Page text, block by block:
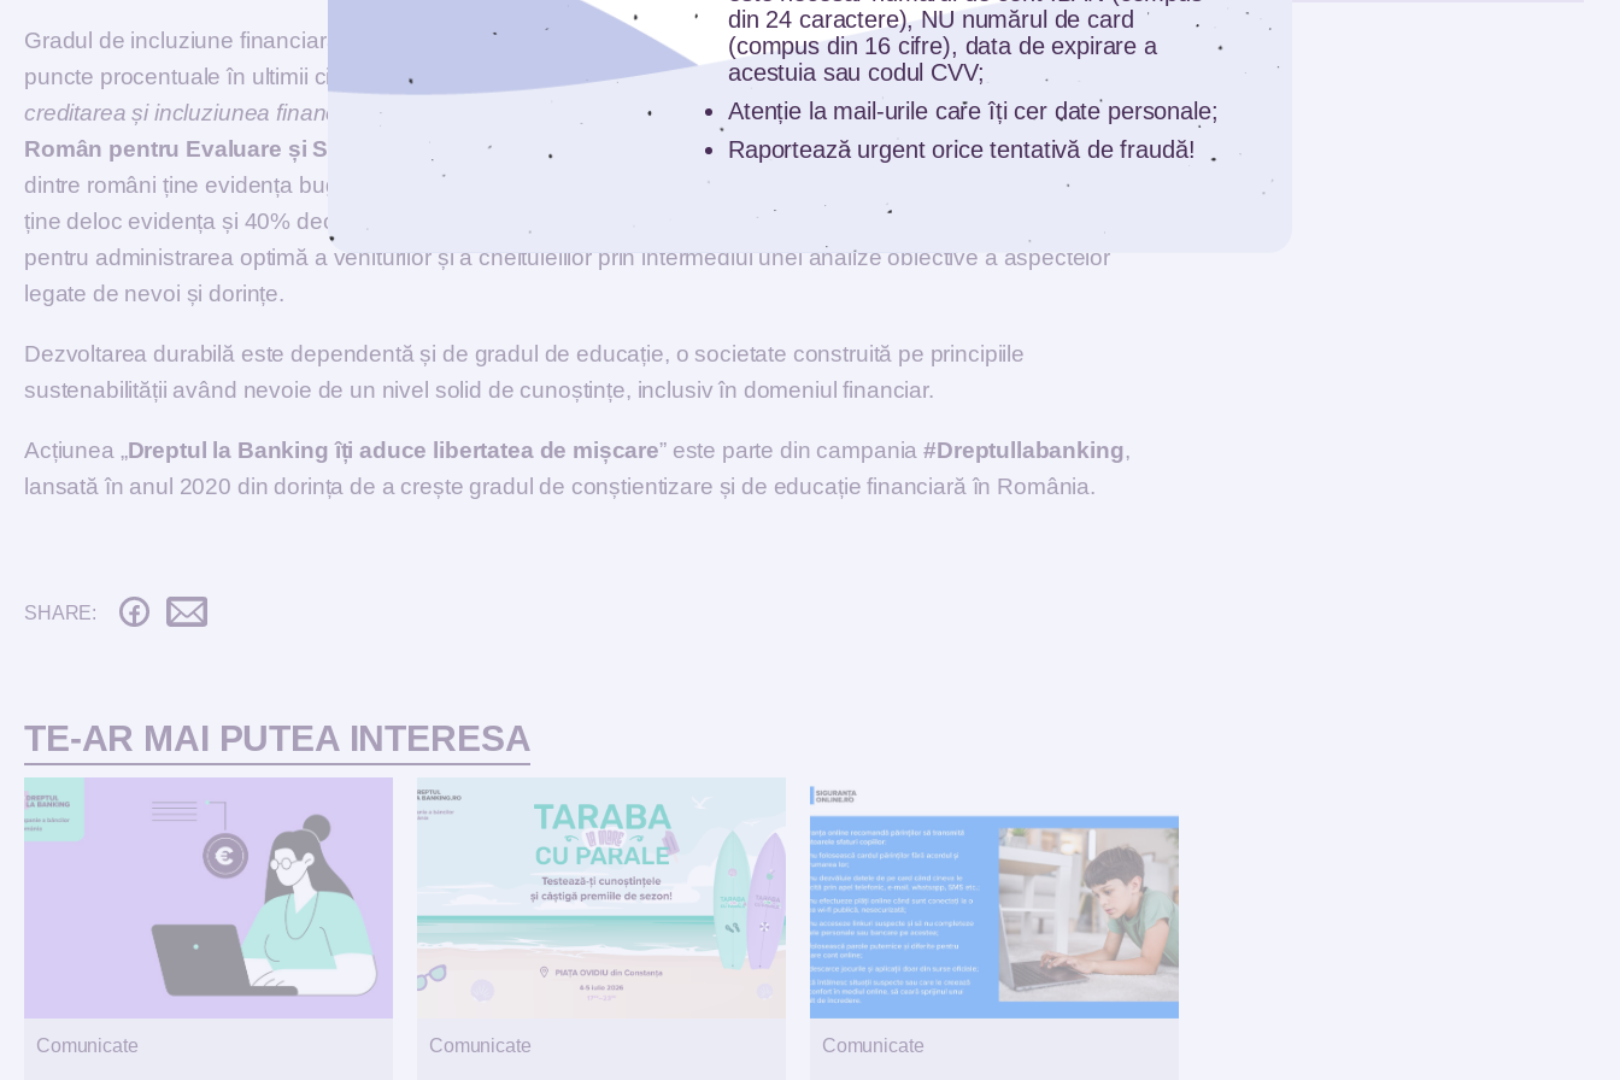
Gradul de incluziune financiară a ajuns la 68% în România la jumătatea anului 2022, creșterea fiind de 10
puncte procentuale în ultimii cinci ani, potrivit cercetării de piață “Sistemul bancar în percepția românilor:
creditarea și incluziunea financiară a românilor
” realizată în rândul adulților în luna iulie 2022 de Institutul
Român pentru Evaluare și Strategie (IRES)
și comandată de Asociația Română a Băncilor. Doar o treime
dintre români ține evidența bugetului personal pe hârtie sau electronic, în timp ce un român din patru (26%) nu
ține deloc evidența și 40% declară că țin evidența în minte. Recomandăm realizarea unui buget personal
pentru administrarea optimă a veniturilor și a cheltuielilor prin intermediul unei analize obiective a aspectelor
legate de nevoi și dorințe.
Dezvoltarea durabilă este dependentă și de gradul de educație, o societate construită pe principiile
sustenabilității având nevoie de un nivel solid de cunoștințe, inclusiv în domeniul financiar.
Acțiunea „Dreptul la Banking îți aduce libertatea de mișcare” este parte din campania#Dreptullabanking,
lansată în anul 2020 din dorința de a crește gradul de conștientizare și de educație financiară în România.
SHARE:
TE-AR MAI PUTEA INTERESA
Comunicate Comunicate Comunicate
din 24 caractere), NU numărul de card
(compus din 16 cifre), data de expirare a
acestuia sau codul CVV;
Atenție la mail-urile care îți cer date personale;
Raportează urgent orice tentativă de fraudă!